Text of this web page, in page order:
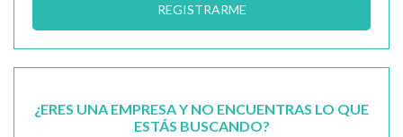
REGISTRARME
¿ERES UNA EMPRESA Y NO ENCUENTRAS LO QUE
ESTÁS BUSCANDO?